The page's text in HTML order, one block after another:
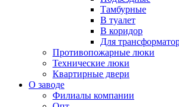
Тамбурные
В туалет
В коридор
Для
Противопожарные люки
Технические люки
Квартирные двери
О заводе
Филиалы компании